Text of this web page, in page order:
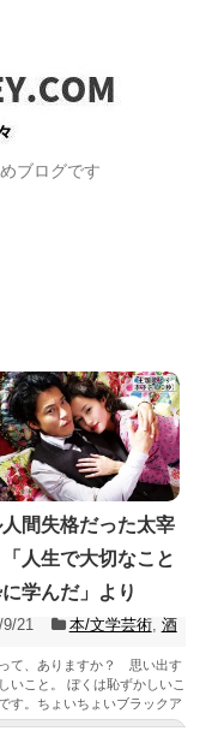
ブログです
人間失格だった太宰
人生で大切なこと
学んだ」より
21 本/文学芸術, 酒
て、ありますか？ 思い出す
いこと。 ぼくは恥ずかしいこ
す。ちょいちょいブラックア
日覚えてない。...